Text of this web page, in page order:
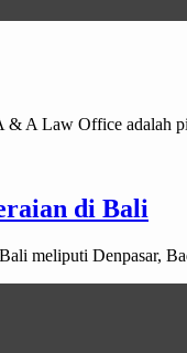
A Law Office adalah
di Bali
meliputi Denpasar,